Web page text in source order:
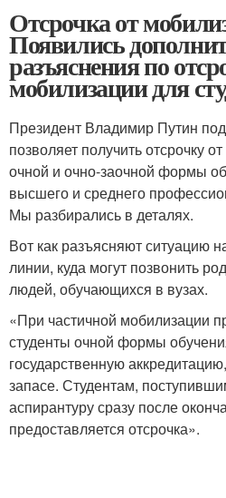
Отсрочка от
Появились
разъяснения по
мобилизации для
Президент Владимир Путин
позволяет получить отсрочку
очной и очно-заочной формы
высшего и среднего
Мы разбирались в деталях.
Вот как разъясняют ситуацию
линии, куда могут позвонить
людей, обучающихся в вузах.
«При частичной мобилизации
студенты очной формы
государственную
запасе. Студентам,
аспирантуру сразу после
предоставляется отсрочка».